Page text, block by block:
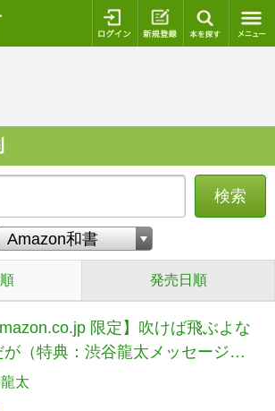
ログイン 新規登録
検索
発売日順
限定】吹けば飛ぶよな
が（特典：渋谷龍太メッセージ印
ポストカード（撮影＝北村匠
太